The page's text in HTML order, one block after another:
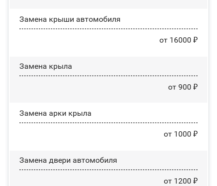
Замена крыши автомобиля
от 16000 ₽
Замена крыла
от 900 ₽
Замена арки крыла
от 1000 ₽
Замена двери автомобиля
от 1200 ₽